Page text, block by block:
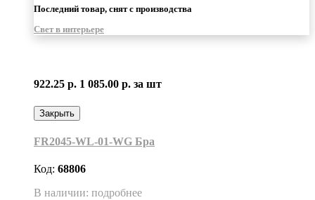
Последний товар, снят с производства
Свет в интерьере
922.25 р. 1 085.00 р. за шт
Закрыть
FR2045-WL-01-WG Бра
Код: 68806
В наличии: подробнее